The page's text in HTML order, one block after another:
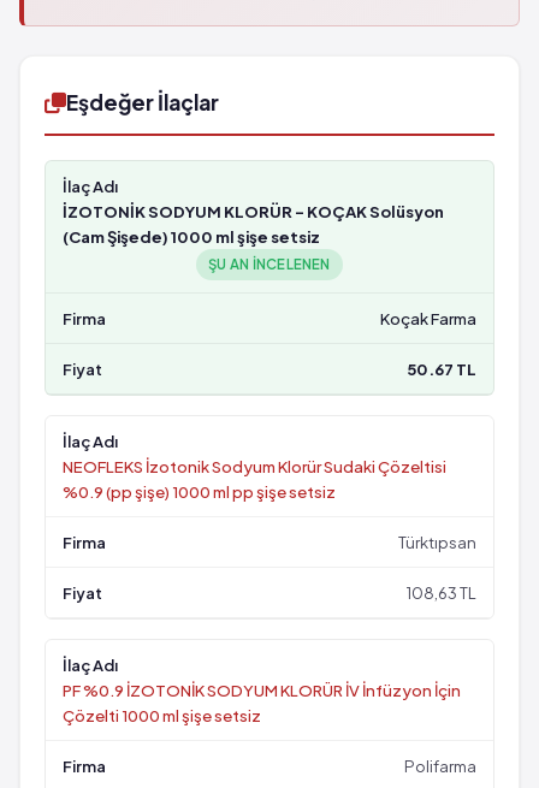
Eşdeğer İlaçlar
İZOTONİK SODYUM KLORÜR - KOÇAK Solüsyon
(Cam Şişede) 1000 ml şişe setsiz
ŞU AN INCELENEN
Koçak Farma
50.67 TL
NEOFLEKS İzotonik Sodyum Klorür Sudaki Çözeltisi
%0.9 (pp şişe) 1000 ml pp şişe setsiz
Türktıpsan
108,63 TL
PF %0.9 İZOTONİK SODYUM KLORÜR İV İnfüzyon İçin
Çözelti 1000 ml şişe setsiz
Polifarma